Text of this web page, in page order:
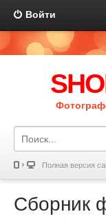
Войти
Полная версия
Cборник